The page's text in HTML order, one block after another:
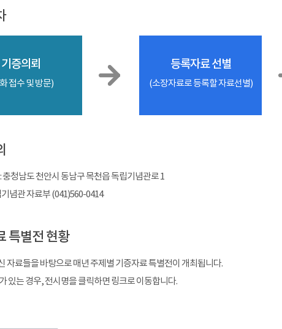
기증의뢰
접수 및 방문)
등록자료 선별
(소장자료로 등록할 자료선별)
충청남도 천안시 동남구 목천읍 독립기념관로 1
기념관 자료부 (041)560-0414
특별전 현황
자료들을 바탕으로 매년 주제별 기증자료 특별전이 개최됩니다.
있는 경우, 전시명을 클릭하면 링크로 이동합니다.